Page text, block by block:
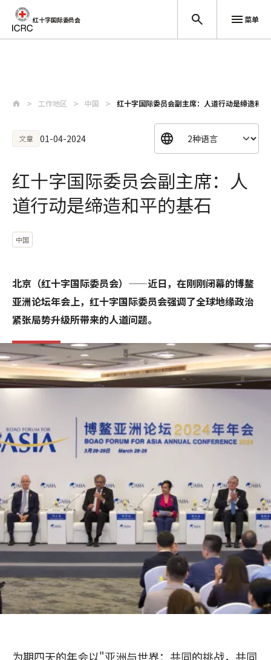
红十字国际委员会 菜单
工作地区 中国 红十字国际委员会副主席：人道行动是缔造和
文章 01-04-2024
红十字国际委员会副主席：人
道行动是缔造和平的基石
中国
北京（红十字国际委员会）——近日，在刚刚闭幕的博鳌
亚洲论坛年会上，红十字国际委员会强调了全球地缘政治
紧张局势升级所带来的人道问题。
为期四天的年会以"亚洲与世界：共同的挑战，共同